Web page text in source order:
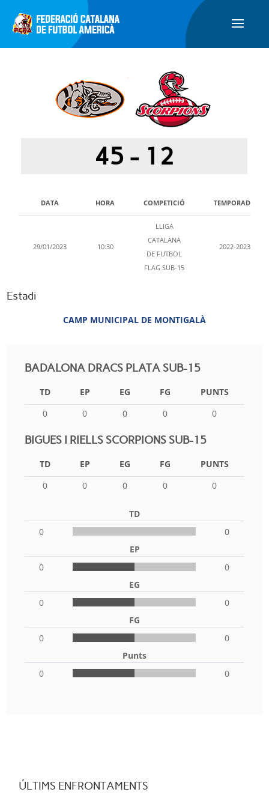
45 - 12
DATA HORA COMPETICIÓ TEMPORADA
29/01/2023 10:30
LLIGA
CATALANA
DE FUTBOL
FLAG SUB-15
2022-2023
Estadi
CAMP MUNICIPAL DE MONTIGALÀ
BADALONA DRACS PLATA SUB-15
TD EP EG FG
PUNTS
0
0 0 0 0
BIGUES I RIELLS SCORPIONS SUB-15
TD EP EG FG
PUNTS
0
0 0 0 0
TD
0
0
EP
0
0
EG
0
0
FG
0
0
Punts
0
0
ÚLTIMS ENFRONTAMENTS